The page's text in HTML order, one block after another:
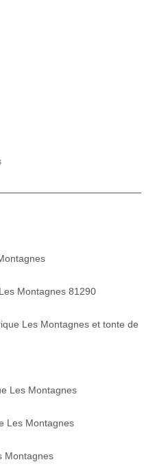
Montagnes 81290
Les Montagnes et tonte de
Les Montagnes
Les Montagnes
Montagnes